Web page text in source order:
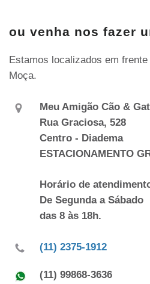
ou venha nos fazer
Estamos localizados em
Moça.
Meu Amigão Cão &
Rua Graciosa, 528
Centro - Diadema
ESTACIONAMENTO
Horário de
De Segunda a Sábado
das 8 às 18h.
(11) 2375-1912
(11) 99868-3636